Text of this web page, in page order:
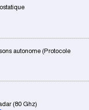
autonome (Protocole
(80 Ghz)